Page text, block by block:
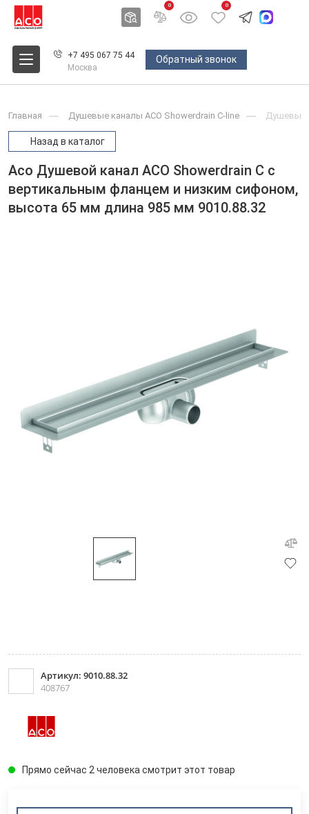
0 0
+7 495 067 75 44
Москва
Обратный звонок
Главная Душевые каналы ACO Showerdrain С-line Душевые
Назад в каталог
Aco Душевой канал ACO Showerdrain C с
вертикальным фланцем и низким сифоном,
высота 65 мм длина 985 мм 9010.88.32
Артикул: 9010.88.32
408767
Прямо сейчас 2 человека смотрит этот товар